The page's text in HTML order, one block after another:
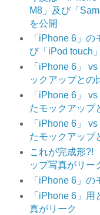
M8」及び「
を公開
「iPhone 6」
び「iPod touch
「iPhone 6」
ックアップとの
「iPhone 6」
たモックアップ
「iPhone 6」
たモックアップ
これが完成形?!
ップ写真がリー
「iPhone 6」の
「iPhone 6」
真がリーク